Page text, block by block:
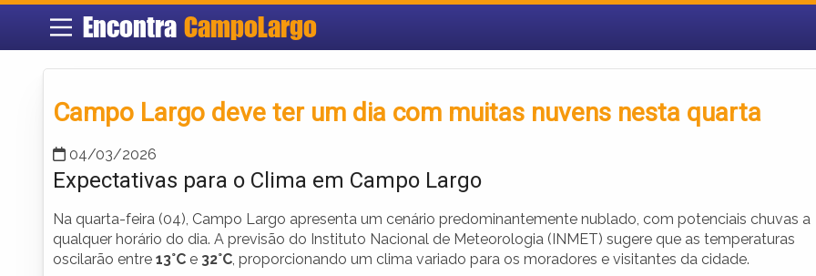
Encontra CampoLargo
Campo Largo deve ter um dia com muitas nuvens nesta quarta
04/03/2026
Expectativas para o Clima em Campo Largo
Na quarta-feira (04), Campo Largo apresenta um cenário predominantemente nublado, com potenciais chuvas a
qualquer horário do dia. A previsão do Instituto Nacional de Meteorologia (INMET) sugere que as temperaturas
oscilarão entre 13°C e 32°C, proporcionando um clima variado para os moradores e visitantes da cidade.